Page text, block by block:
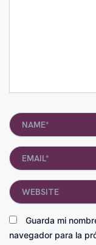
Name*
Email*
Guarda mi
navegador para la
Website